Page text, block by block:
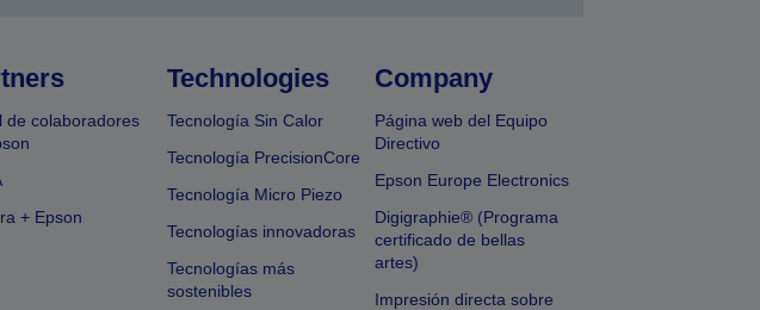
de colaboradores
+ Epson
Technologies
Tecnología Sin Calor
Tecnología PrecisionCore
Tecnología Micro Piezo
Tecnologías innovadoras
Tecnologías más
sostenibles
Company
Página web del Equipo
Directivo
Epson Europe Electronics
Digigraphie® (Programa
certificado de bellas
artes)
Impresión directa sobre